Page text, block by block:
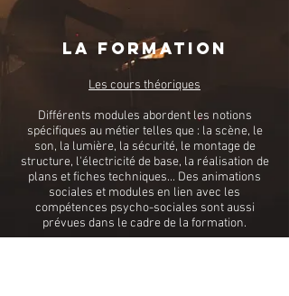
LA FORMATION
Les cours théoriques
Différents modules abordent les notions
spécifiques au métier telles que : la scène, le
son, la lumière, la sécurité, le montage de
structure, l'électricité de base, la réalisation de
plans et fiches techniques... Des animations
sociales et modules en lien avec les
compétences psycho-sociales sont aussi
prévues dans le cadre de la formation.